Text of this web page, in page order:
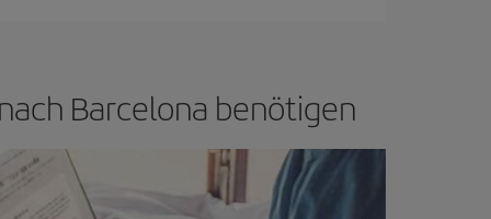
Barcelona benötigen